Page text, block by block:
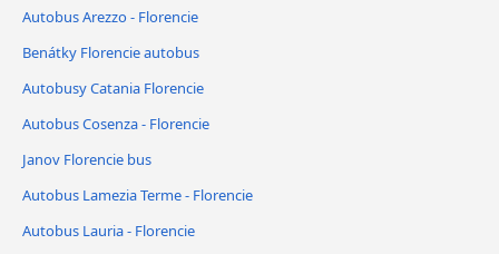
Autobus Arezzo - Florencie
Benátky Florencie autobus
Autobusy Catania Florencie
Autobus Cosenza - Florencie
Janov Florencie bus
Autobus Lamezia Terme - Florencie
Autobus Lauria - Florencie